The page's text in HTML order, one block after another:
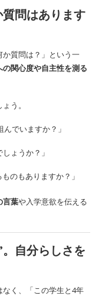
問はあります
質問は？」という一
の関心度や自主性を測る
う。
でいますか？」
ょうか？」
のもありますか？」
言葉や入学意欲を伝える
自分らしさを
く、「この学生と4年